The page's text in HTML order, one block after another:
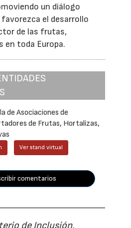
un diálogo
el desarrollo
de las frutas,
en toda Europa.
de Asociaciones de
de Frutas, Hortalizas,
Ver stand virtual
comentarios
de Inclusión,